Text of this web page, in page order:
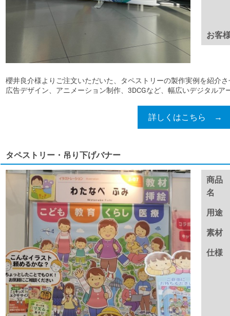
お客
櫻井良介様よりご注文いただいた、タペストリーの製作実例を紹介
広告デザイン、アニメーション制作、3DCGなど、幅広いデジタルア
詳しくはこちら →
タペストリー・吊り下げバナー
商品
名
用途
素材
仕様